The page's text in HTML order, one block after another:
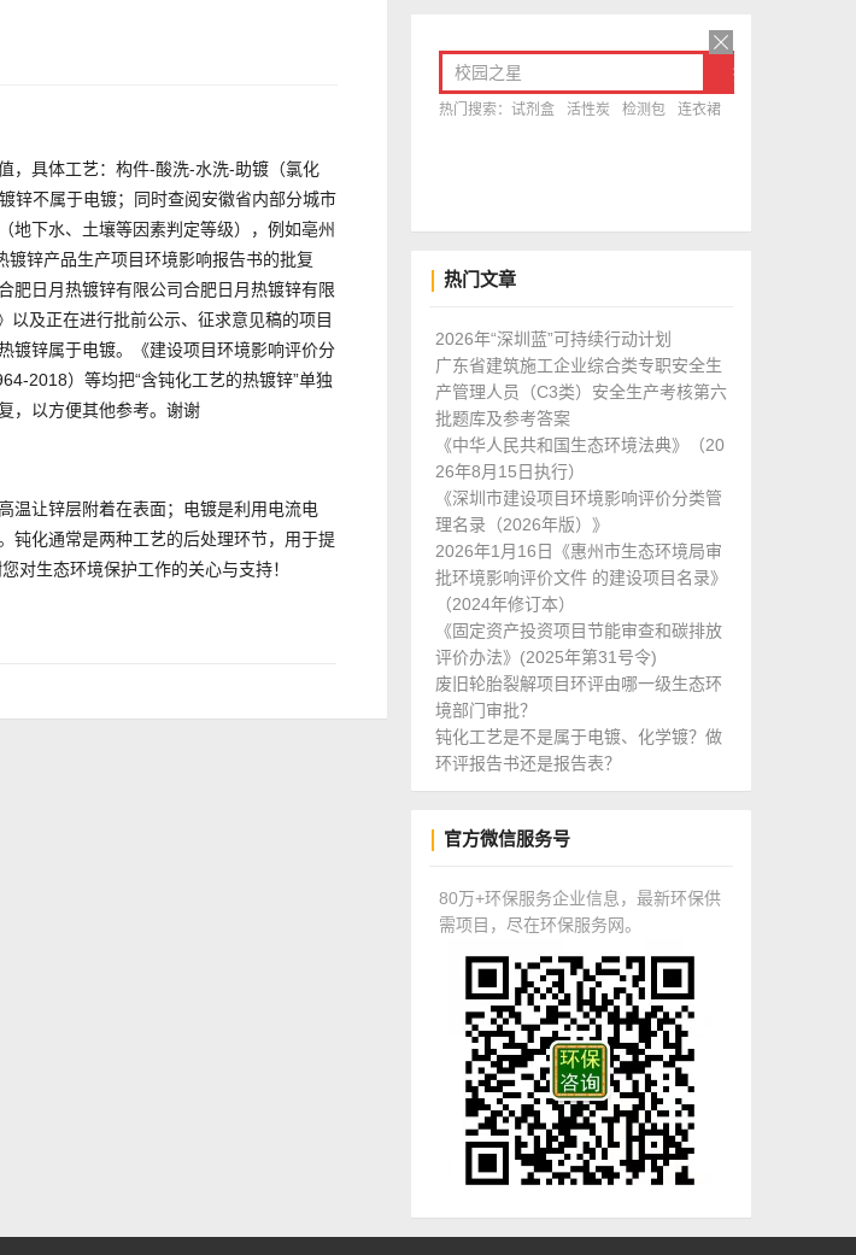
，具体工艺：构件-酸洗-水洗-助镀（氯化
锌不属于电镀；同时查阅安徽省内部分城市
地下水、土壤等因素判定等级），例如亳州
锌产品生产项目环境影响报告书的批复
肥日月热镀锌有限公司合肥日月热镀锌有限
及正在进行批前公示、征求意见稿的项目
镀锌属于电镀。《建设项目环境影响评价分
2018）等均把“含钝化工艺的热镀锌”单独
，以方便其他参考。谢谢
温让锌层附着在表面；电镀是利用电流电
钝化通常是两种工艺的后处理环节，用于提
对生态环境保护工作的关心与支持！
热门文章
2026年“深圳蓝”可持续行动计划
广东省建筑施工企业综合类专职安全生
产管理人员（C3类）安全生产考核第六
批题库及参考答案
《中华人民共和国生态环境法典》（20
26年8月15日执行）
《深圳市建设项目环境影响评价分类管
理名录（2026年版）》
2026年1月16日《惠州市生态环境局审
批环境影响评价文件 的建设项目名录》
（2024年修订本）
《固定资产投资项目节能审查和碳排放
评价办法》(2025年第31号令)
废旧轮胎裂解项目环评由哪一级生态环
境部门审批？
钝化工艺是不是属于电镀、化学镀？做
环评报告书还是报告表？
官方微信服务号
80万+环保服务企业信息，最新环保供
需项目，尽在环保服务网。